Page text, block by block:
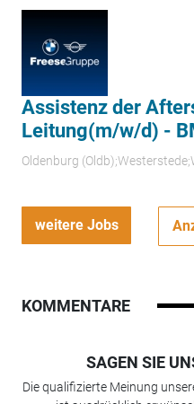
Assistenz der
Leitung(m/w/d) -
Oldenburg
weitere Jobs
KOMMENTARE
SAGEN SIE
Die qualifizierte Meinung